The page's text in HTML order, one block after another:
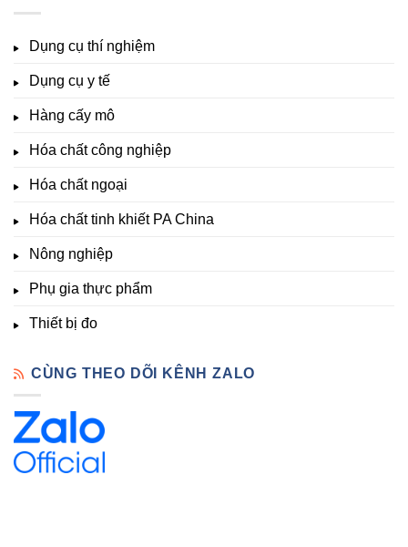
Chất
Dụng cụ thí nghiệm
Dụng cụ y tế
Hàng cấy mô
Hóa chất công nghiệp
Hóa chất ngoại
Hóa chất tinh khiết PA China
Nông nghiệp
Phụ gia thực phẩm
Thiết bị đo
CÙNG THEO DÕI KÊNH ZALO